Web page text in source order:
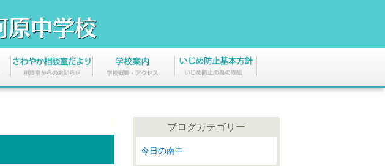
ブログカテゴリー
今日の南中